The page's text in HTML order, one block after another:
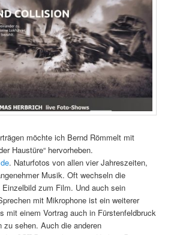
möchte ich Bernd Römmelt mit
Haustüre“ hervorheben.
. Naturfotos von allen vier Jahreszeiten,
Musik. Oft wechseln die
zum Film. Und auch sein
mit Mikrophone ist ein weiterer
mit einem Vortrag auch in Fürstenfeldbruck
zu sehen. Auch die anderen